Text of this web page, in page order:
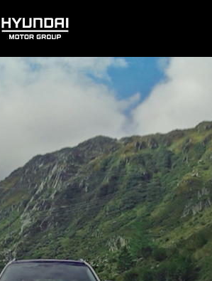
HYUNDAI
MOTOR
GROUP